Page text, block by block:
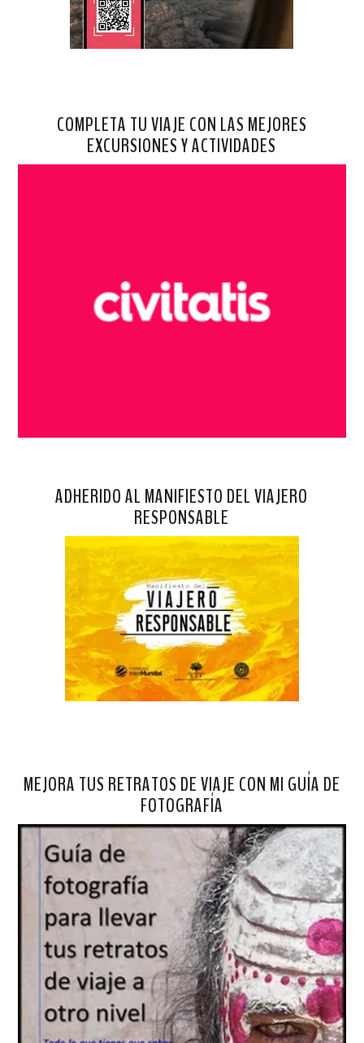
COMPLETA TU VIAJE CON LAS MEJORES
EXCURSIONES Y ACTIVIDADES
ADHERIDO AL MANIFIESTO DEL VIAJERO
RESPONSABLE
MEJORA TUS RETRATOS DE VIAJE CON MI GUÍA DE
FOTOGRAFÍA